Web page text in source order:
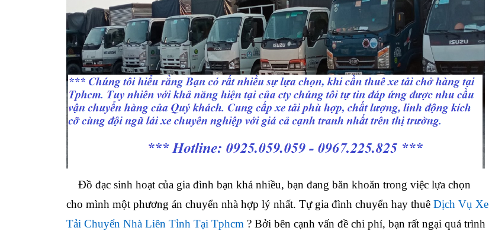
Đồ đạc sinh hoạt của gia đình bạn khá nhiều, bạn đang băn khoăn trong việc lựa chọn
cho mình một phương án chuyển nhà hợp lý nhất. Tự gia đình chuyển hay thuê Dịch Vụ Xe
Tải Chuyển Nhà Liên Tỉnh Tại Tphcm ? Bởi bên cạnh vấn đề chi phí, bạn rất ngại quá trình